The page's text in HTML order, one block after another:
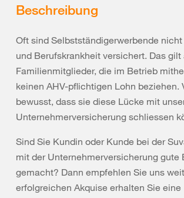
Beschreibung
Oft sind Selbstständigerwerbende
und Berufskrankheit versichert. Das gilt
Familienmitglieder, die im Betrieb
keinen AHV-pflichtigen Lohn beziehen.
bewusst, dass sie diese Lücke mit
Unternehmerversicherung schliessen
Sind Sie Kundin oder Kunde bei der
mit der Unternehmerversicherung gute
gemacht? Dann empfehlen Sie uns
erfolgreichen Akquise erhalten Sie eine